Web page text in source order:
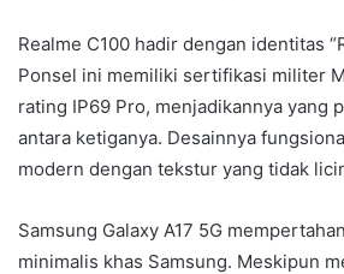
Realme C100 hadir dengan identitas
Ponsel ini memiliki sertifikasi militer
rating IP69 Pro, menjadikannya yang
antara ketiganya. Desainnya
modern dengan tekstur yang tidak
Samsung Galaxy A17 5G
minimalis khas Samsung. Meskipun